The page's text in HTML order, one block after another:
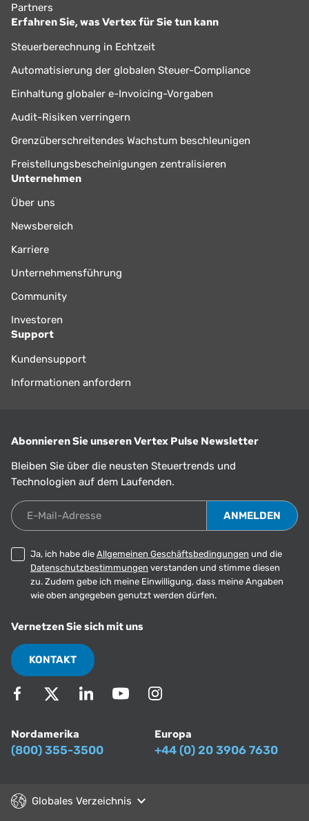
Partners
Erfahren Sie, was Vertex für Sie tun kann
Steuerberechnung in Echtzeit
Automatisierung der globalen Steuer-Compliance
Einhaltung globaler e-Invoicing-Vorgaben
Audit-Risiken verringern
Grenzüberschreitendes Wachstum beschleunigen
Freistellungsbescheinigungen zentralisieren
Unternehmen
Über uns
Newsbereich
Karriere
Unternehmensführung
Community
Investoren
Support
Kundensupport
Informationen anfordern
Abonnieren Sie unseren Vertex Pulse Newsletter
Bleiben Sie über die neusten Steuertrends und
Technologien auf dem Laufenden.
E-Mail-Adresse
Ja, ich habe die Allgemeinen Geschäftsbedingungen und die
Datenschutzbestimmungen verstanden und stimme diesen
zu. Zudem gebe ich meine Einwilligung, dass meine Angaben
wie oben angegeben genutzt werden dürfen.
Vernetzen Sie sich mit uns
KONTAKT
Nordamerika
(800) 355-3500
Europa
+44 (0) 20 3906 7630
Globales Verzeichnis